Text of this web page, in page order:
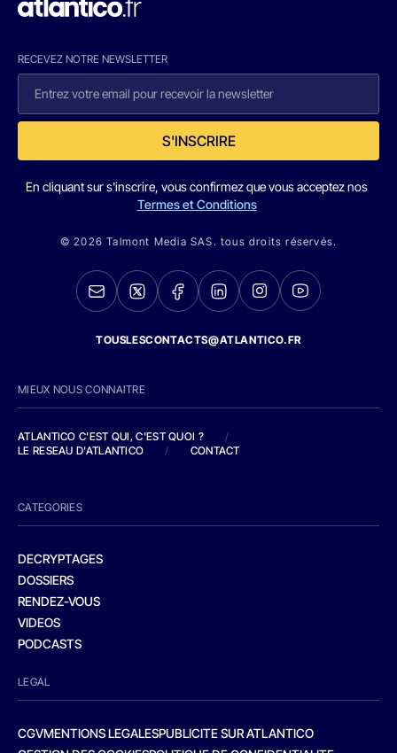
RECEVEZ NOTRE NEWSLETTER
S'INSCRIRE
En cliquant sur s'inscrire, vous confirmez que vous acceptez nos
Termes et Conditions
© 2026 Talmont Media SAS. tous droits réservés.
TOUSLESCONTACTS@ATLANTICO.FR
MIEUX NOUS CONNAITRE
ATLANTICO C'EST QUI, C'EST QUOI ?
/
LE RESEAU D'ATLANTICO
/ CONTACT
CATEGORIES
DECRYPTAGES
DOSSIERS
RENDEZ-VOUS
VIDEOS
PODCASTS
LEGAL
CGVMENTIONS LEGALESPUBLICITE SUR ATLANTICO